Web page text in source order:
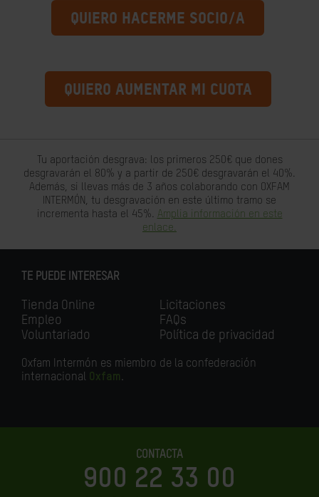
QUIERO HACERME SOCIO/A
QUIERO AUMENTAR MI CUOTA
Tu aportación desgrava: los primeros 250€ que dones
desgravarán el 80% y a partir de 250€ desgravarán el 40%.
Además, si llevas más de 3 años colaborando con OXFAM
INTERMÓN, tu desgravación en este último tramo se
incrementa hasta el 45%. Amplia información en este
enlace.
TE PUEDE INTERESAR
Tienda Online
Empleo
Voluntariado
Licitaciones
FAQs
Política de privacidad
Oxfam Intermón es miembro de la confederación
internacional Oxfam.
CONTACTA
900 22 33 00